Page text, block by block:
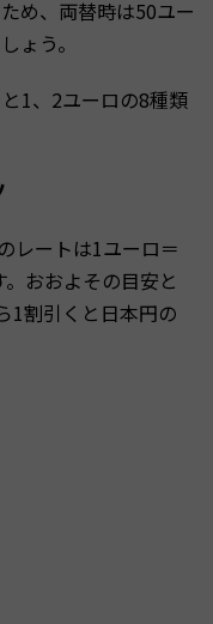
め、両替時は50ユー
ょう。
1、2ユーロの8種類
レートは1ユーロ＝
おおよその目安と
1割引くと日本円の